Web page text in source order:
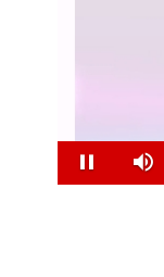
Pause Mute